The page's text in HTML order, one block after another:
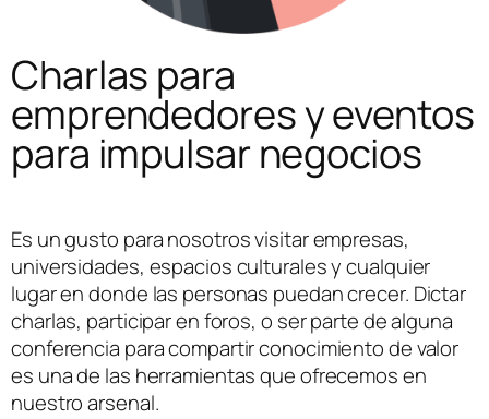
Charlas para
emprendedores y eventos
para impulsar negocios​
Es un gusto para nosotros visitar empresas,
universidades, espacios culturales y cualquier
lugar en donde las personas puedan crecer. Dictar
charlas, participar en foros, o ser parte de alguna
conferencia para compartir conocimiento de valor
es una de las herramientas que ofrecemos en
nuestro arsenal.